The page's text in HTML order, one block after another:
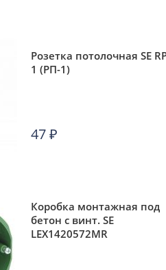
Розетка потолочная SE
1 (РП-1)
47₽
Коробка монтажная под
бетон с винт. SE
LEX1420572MR